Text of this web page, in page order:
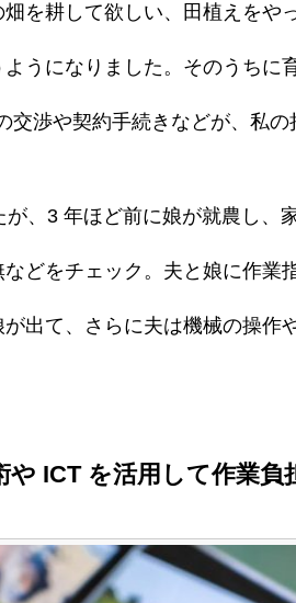
を耕して欲しい、田植えを
うになりました。そのうち
交渉や契約手続きなどが、私の
、3 年ほど前に娘が就農し
どをチェック。夫と娘に作
出て、さらに夫は機械の操
ICT を活用して作業負